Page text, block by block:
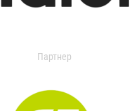
Партнер